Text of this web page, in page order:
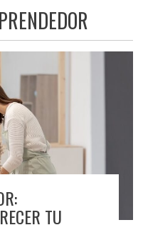
TU